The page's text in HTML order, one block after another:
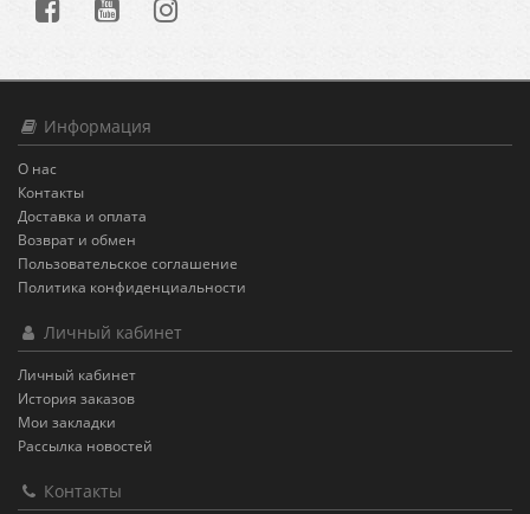
Информация
О нас
Контакты
Доставка и оплата
Возврат и обмен
Пользовательское соглашение
Политика конфиденциальности
Личный кабинет
Личный кабинет
История заказов
Мои закладки
Рассылка новостей
Контакты